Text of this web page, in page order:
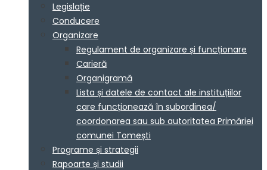
Legislație
Conducere
Organizare
Regulament de organizare și funcționare
Carieră
Organigramă
Lista și datele de contact ale instituțiilor
care funcționează în subordinea/
coordonarea sau sub autoritatea Primăriei
comunei Tomești
Programe și strategii
Rapoarte și studii